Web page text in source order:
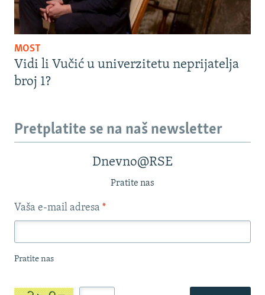
MOST
Vidi li Vučić u univerzitetu neprijatelja
broj 1?
Pretplatite se na naš newsletter
Dnevno@RSE
Pratite nas
Vaša e-mail adresa *
Pratite nas